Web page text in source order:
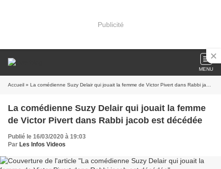
Publicité
MENU
Accueil » La comédienne Suzy Delair qui jouait la femme de Victor Pivert dans Rabbi jacob est décédée
La comédienne Suzy Delair qui jouait la femme
de Victor Pivert dans Rabbi jacob est décédée
Publié le 16/03/2020 à 19:03
Par Les Infos Videos